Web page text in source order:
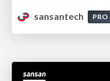
sansantech
PRO